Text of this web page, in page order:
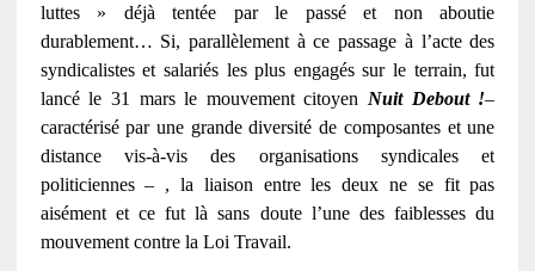
luttes » déjà tentée par le passé et non aboutie
durablement… Si, parallèlement à ce passage à l’acte des
syndicalistes et salariés les plus engagés sur le terrain, fut
lancé le 31 mars le mouvement citoyen Nuit Debout !–
caractérisé par une grande diversité de composantes et une
distance vis-à-vis des organisations syndicales et
politiciennes – , la liaison entre les deux ne se fit pas
aisément et ce fut là sans doute l’une des faiblesses du
mouvement contre la Loi Travail.